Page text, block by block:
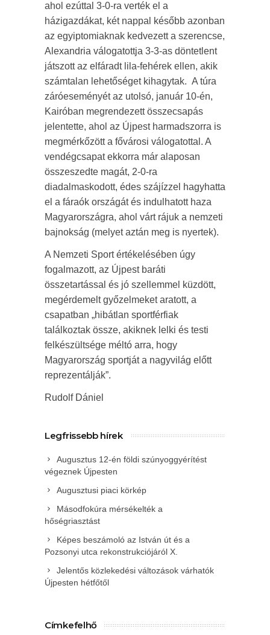
ahol ezúttal 3-0-ra verték el a
házigazdákat, két nappal később azonban
az egyiptomiaknak kedvezett a szerencse,
Alexandria válogatottja 3-3-as döntetlent
játszott az elfáradt lila-fehérek ellen, akik
számtalan lehetőséget kihagytak. A túra
záróeseményét az utolsó, január 10-én,
Kairóban megrendezett összecsapás
jelentette, ahol az Újpest harmadszorra is
megmérkőzött a fővárosi válogatottal. A
vendégcsapat ekkorra már alaposan
összeszedte magát, 2-0-ra
diadalmaskodott, édes szájízzel hagyhatta
el a fáraók országát és indulhatott haza
Magyarországra, ahol várt rájuk a nemzeti
bajnokság (melyet aztán meg is nyertek).
A Nemzeti Sport értékelésében úgy
fogalmazott, az Újpest baráti
összetartással és jó szellemmel küzdött,
megérdemelt győzelmeket aratott, a
csapatban „hibátlan sportférfiak
találkoztak össze, akiknek lelki és testi
felkészültsége méltó arra, hogy
Magyarország sportját a nagyvilág előtt
reprezentálják”.
Rudolf Dániel
Legfrissebb hírek
Augusztus 12-én földi szúnyoggyérítést
végeznek Újpesten
Augusztusi piaci körkép
Másodfokúra mérsékelték a
hőségriasztást
Képes beszámoló az István út és a
Pozsonyi utca rekonstrukciójáról X.
Jelentős közlekedési változások várhatók
Újpesten hétfőtől
Címkefelhő